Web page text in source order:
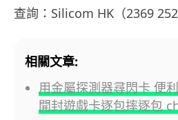
查詢：Silicom HK（2369
相關文章:
用金屬探測器尋閃卡 便
開封遊戲卡逐包摔逐包